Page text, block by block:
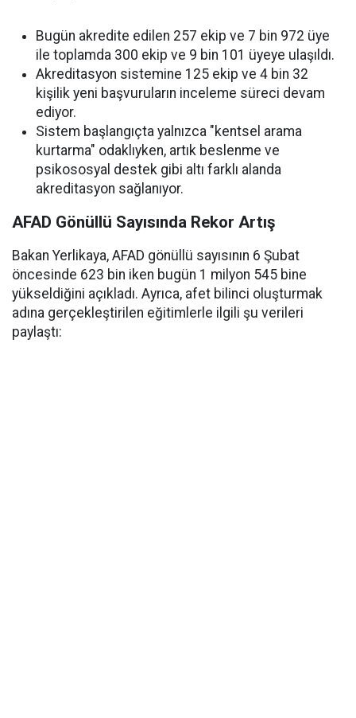
Bugün akredite edilen 257 ekip ve 7 bin 972 üye
ile toplamda 300 ekip ve 9 bin 101 üyeye ulaşıldı.
Akreditasyon sistemine 125 ekip ve 4 bin 32
kişilik yeni başvuruların inceleme süreci devam
ediyor.
Sistem başlangıçta yalnızca "kentsel arama
kurtarma" odaklıyken, artık beslenme ve
psikososyal destek gibi altı farklı alanda
akreditasyon sağlanıyor.
AFAD Gönüllü Sayısında Rekor Artış
Bakan Yerlikaya, AFAD gönüllü sayısının 6 Şubat
öncesinde 623 bin iken bugün 1 milyon 545 bine
yükseldiğini açıkladı. Ayrıca, afet bilinci oluşturmak
adına gerçekleştirilen eğitimlerle ilgili şu verileri
paylaştı: